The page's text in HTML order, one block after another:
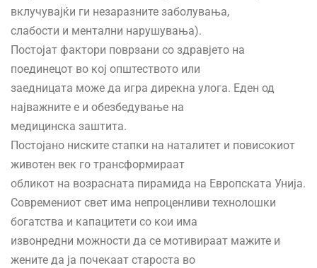
вклучувајќи ги незаразните заболувања,
слабости и ментални нарушувања).
Постојат фактори поврзани со здравјето на
поединецот во кој општеството или
заедницата може да игра дирекна улога. Еден од
најважните е и обезбедување на
медицинска заштита.
Постојано ниските стапки на наталитет и повисокиот
животен век го трансформираат
обликот на возрасната пирамида на Европската Унија.
Современиот свет има непроценливи технолошки
богатства и капацитети со кои има
извонредни можности да се мотивираат мажите и
жените да ја почекаат староста во